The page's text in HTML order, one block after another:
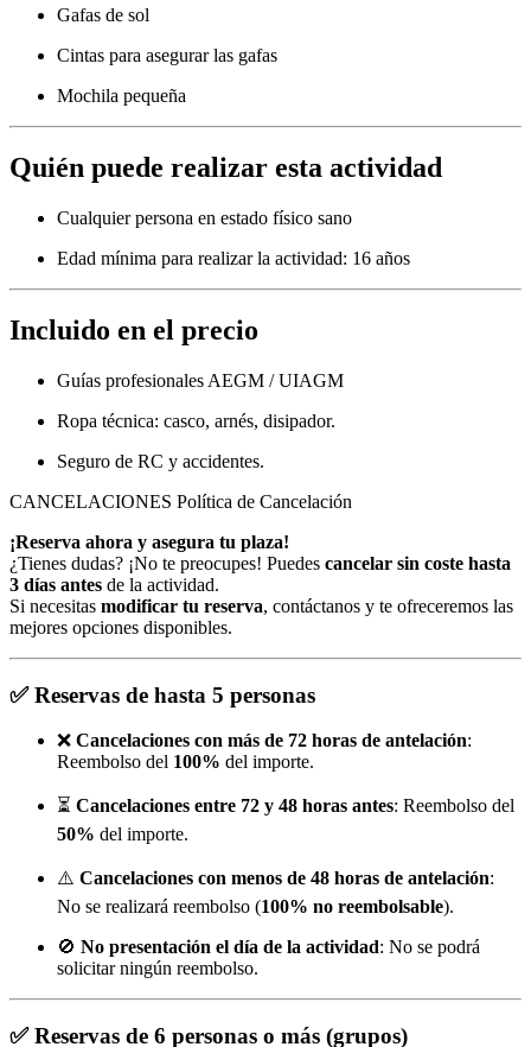
Gafas de sol
Cintas para asegurar las gafas
Mochila pequeña
Quién puede realizar esta actividad
Cualquier persona en estado físico sano
Edad mínima para realizar la actividad: 16 años
Incluido en el precio
Guías profesionales AEGM / UIAGM
Ropa técnica: casco, arnés, disipador.
Seguro de RC y accidentes.
CANCELACIONES Política de Cancelación
¡Reserva ahora y asegura tu plaza!
¿Tienes dudas? ¡No te preocupes! Puedes cancelar sin coste hasta
3 días antes de la actividad.
Si necesitas modificar tu reserva, contáctanos y te ofreceremos las
mejores opciones disponibles.
✅Reservas de hasta 5 personas
❌ Cancelaciones con más de 72 horas de antelación:
Reembolso del 100% del importe.
⏳ Cancelaciones entre 72 y 48 horas antes: Reembolso del
50% del importe.
⚠️ Cancelaciones con menos de 48 horas de antelación:
No se realizará reembolso (100% no reembolsable).
🚫 No presentación el día de la actividad: No se podrá
solicitar ningún reembolso.
✅Reservas de 6 personas o más (grupos)